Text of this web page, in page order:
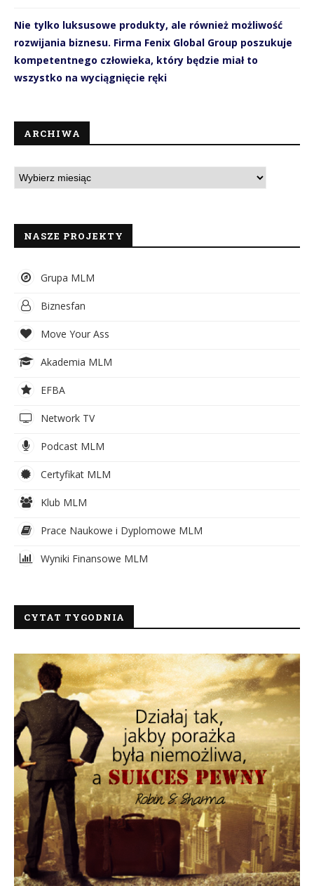
Nie tylko luksusowe produkty, ale również możliwość
rozwijania biznesu. Firma Fenix Global Group poszukuje
kompetentnego człowieka, który będzie miał to
wszystko na wyciągnięcie ręki
ARCHIWA
NASZE PROJEKTY
Grupa MLM
Biznesfan
Move Your Ass
Akademia MLM
EFBA
Network TV
Podcast MLM
Certyfikat MLM
Klub MLM
Prace Naukowe i Dyplomowe MLM
Wyniki Finansowe MLM
CYTAT TYGODNIA